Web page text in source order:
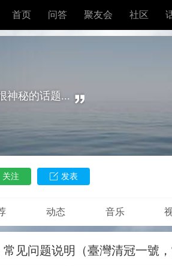
首页 问答 聚友会 社区
神秘的话题...
关注 发表
动态 音乐
见问题说明（臺灣清冠⼀號，